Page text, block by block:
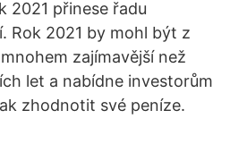
2021 přinese řadu
Rok 2021 by mohl být z
zajímavější než
let a nabídne investorům
zhodnotit své peníze.